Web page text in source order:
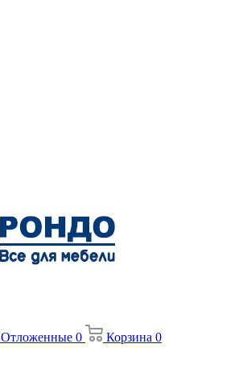
Отложенные 0 Корзина 0